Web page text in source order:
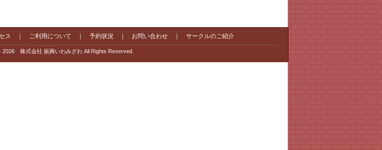
ス ご利用について 予約状況 お問い合わせ サークルのご紹介
株式会社 振興いわみざわ All Rights Reserved.